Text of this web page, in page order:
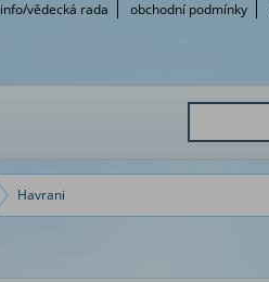
info/vědecká rada obchodní podmínky
Havrani